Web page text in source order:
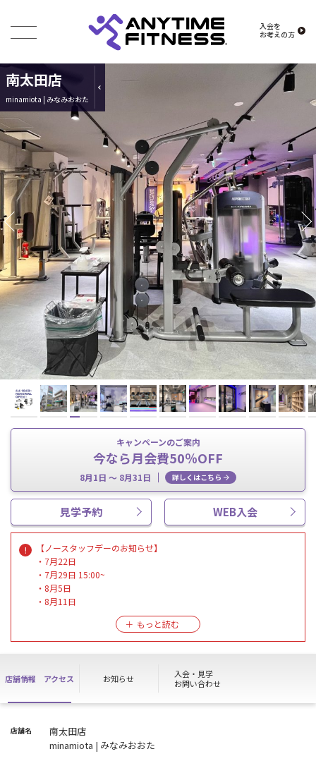
入会を
お考えの方
南太田店
minamiota | みなみおおた
キャンペーンのご案内
今なら月会費50％OFF
8月1日 ～ 8月31日 詳しくはこちら
見学予約 WEB入会
【ノースタッフデーのお知らせ】
・7月22日
・7月29日 15:00~
・8月5日
・8月11日
上記日程はスタッフ不在となります。
見学、入会、各種お手続き、HSPなどの受付もお休みとなりますの
で、別のお日にちでご来館ください。
店舗情報 アクセス お知らせ
入会・見学
お問い合わせ
店舗名
南太田店
minamiota | みなみおおた